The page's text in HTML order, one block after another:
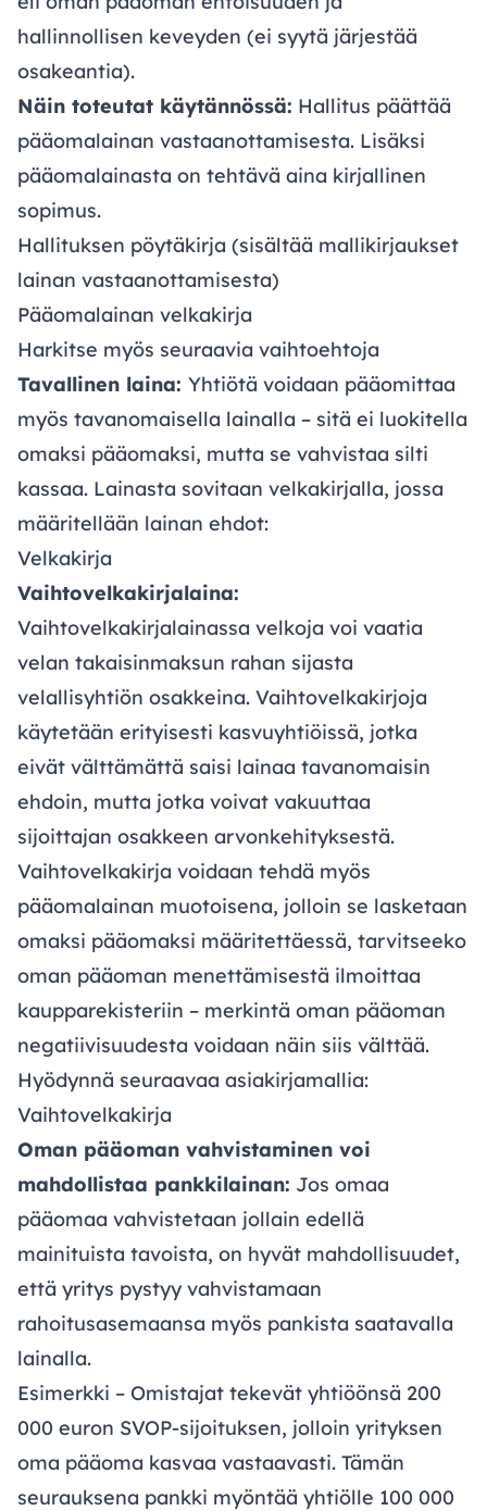
hallinnollisen keveyden (ei syytä järjestää
osakeantia).
Näin toteutat käytännössä: Hallitus päättää
pääomalainan vastaanottamisesta. Lisäksi
pääomalainasta on tehtävä aina kirjallinen
sopimus.
Hallituksen pöytäkirja (sisältää mallikirjaukset
lainan vastaanottamisesta)
Pääomalainan velkakirja
Harkitse myös seuraavia vaihtoehtoja
Tavallinen laina: Yhtiötä voidaan pääomittaa
myös tavanomaisella lainalla – sitä ei luokitella
omaksi pääomaksi, mutta se vahvistaa silti
kassaa. Lainasta sovitaan velkakirjalla, jossa
määritellään lainan ehdot:
Velkakirja
Vaihtovelkakirjalaina:
Vaihtovelkakirjalainassa velkoja voi vaatia
velan takaisinmaksun rahan sijasta
velallisyhtiön osakkeina. Vaihtovelkakirjoja
käytetään erityisesti kasvuyhtiöissä, jotka
eivät välttämättä saisi lainaa tavanomaisin
ehdoin, mutta jotka voivat vakuuttaa
sijoittajan osakkeen arvonkehityksestä.
Vaihtovelkakirja voidaan tehdä myös
pääomalainan muotoisena, jolloin se lasketaan
omaksi pääomaksi määritettäessä, tarvitseeko
oman pääoman menettämisestä ilmoittaa
kaupparekisteriin – merkintä oman pääoman
negatiivisuudesta voidaan näin siis välttää.
Hyödynnä seuraavaa asiakirjamallia:
Vaihtovelkakirja
Oman pääoman vahvistaminen voi
mahdollistaa pankkilainan: Jos omaa
pääomaa vahvistetaan jollain edellä
mainituista tavoista, on hyvät mahdollisuudet,
että yritys pystyy vahvistamaan
rahoitusasemaansa myös pankista saatavalla
lainalla.
Esimerkki – Omistajat tekevät yhtiöönsä 200
000 euron SVOP-sijoituksen, jolloin yrityksen
oma pääoma kasvaa vastaavasti. Tämän
seurauksena pankki myöntää yhtiölle 100 000